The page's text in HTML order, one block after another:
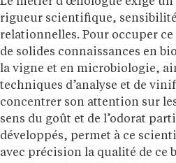
rigueur scientifique,
relationnelles. Pour occuper
de solides connaissances en
la vigne et en microbiologie,
techniques d’analyse et de
concentrer son attention sur
sens du goût et de l’odorat
développés, permet à ce
avec précision la qualité de ce